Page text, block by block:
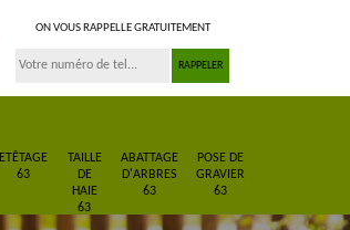
ON VOUS RAPPELLE GRATUITEMENT
ETÊTAGE
63
TAILLE
DE
HAIE
63
ABATTAGE
D'ARBRES
63
POSE DE
GRAVIER
63